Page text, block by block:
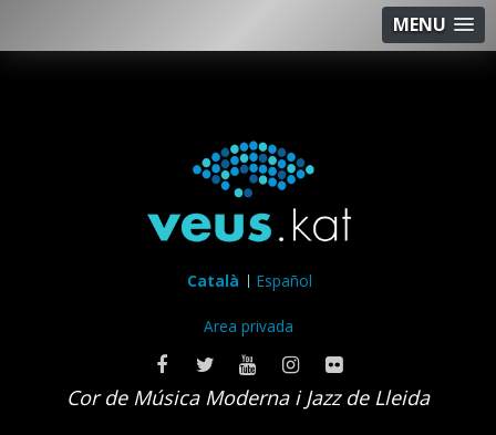
MENU
Català Español
Area privada
Cor de Música Moderna i Jazz de Lleida